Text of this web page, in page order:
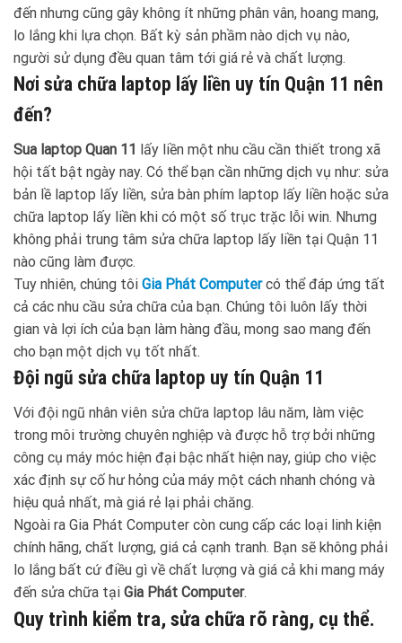
đến nhưng cũng gây không ít những phân vân, hoang mang,
lo lắng khi lựa chọn. Bất kỳ sản phầm nào dịch vụ nào,
người sử dụng đều quan tâm tới giá rẻ và chất lượng.
Nơi sửa chữa laptop lấy liền uy tín Quận 11 nên
đến?
Sua laptop Quan 11 lấy liền một nhu cầu cần thiết trong xã
hội tất bật ngày nay. Có thể bạn cần những dịch vụ như: sửa
bản lề laptop lấy liền, sửa bàn phím laptop lấy liền hoặc sửa
chữa laptop lấy liền khi có một số trục trặc lỗi win. Nhưng
không phải trung tâm sửa chữa laptop lấy liền tại Quận 11
nào cũng làm được.
Tuy nhiên, chúng tôi Gia Phát Computercó thể đáp ứng tất
cả các nhu cầu sửa chữa của bạn. Chúng tôi luôn lấy thời
gian và lợi ích của bạn làm hàng đầu, mong sao mang đến
cho bạn một dịch vụ tốt nhất.
Đội ngũ sửa chữa laptop uy tín Quận 11
Với đội ngũ nhân viên sửa chữa laptop lâu năm, làm việc
trong môi trường chuyên nghiệp và được hỗ trợ bởi những
công cụ máy móc hiện đại bậc nhất hiện nay, giúp cho việc
xác định sự cố hư hỏng của máy một cách nhanh chóng và
hiệu quả nhất, mà giá rẻ lại phải chăng.
Ngoài ra Gia Phát Computer còn cung cấp các loại linh kiện
chính hãng, chất lượng, giá cả cạnh tranh. Bạn sẽ không phải
lo lắng bất cứ điều gì về chất lượng và giá cả khi mang máy
đến sửa chữa tại Gia Phát Computer.
Quy trình kiểm tra, sửa chữa rõ ràng, cụ thể.